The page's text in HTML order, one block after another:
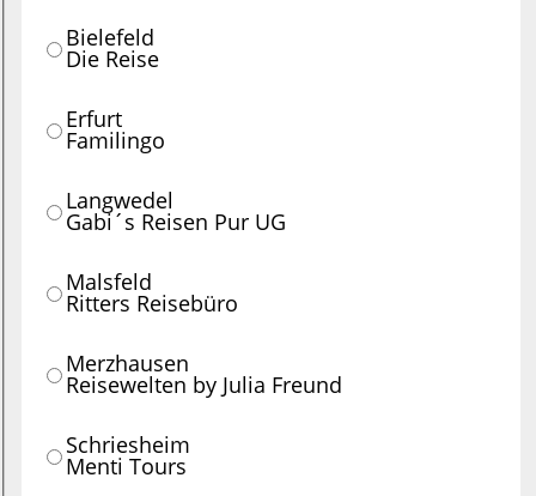
Bielefeld
Die Reise
Erfurt
Familingo
Langwedel
Gabi´s Reisen Pur UG
Malsfeld
Ritters Reisebüro
Merzhausen
Reisewelten by Julia Freund
Schriesheim
Menti Tours